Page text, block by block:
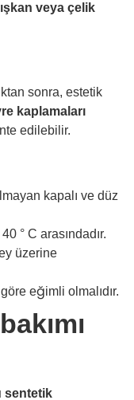
veya çelik
sonra, estetik
kaplamaları
edilebilir.
kapalı ve düz
° C arasındadır.
üzerine
eğimli olmalıdır.
sentetik